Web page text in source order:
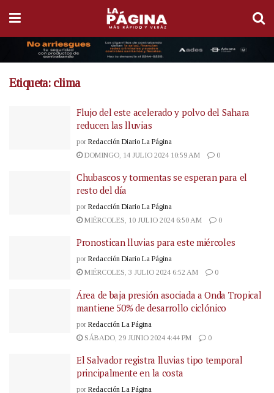
Etiqueta: clima
Flujo del este acelerado y polvo del Sahara
reducen las lluvias
por Redacción Diario La Página
DOMINGO, 14 JULIO 2024 10:59 AM
0
Chubascos y tormentas se esperan para el
resto del día
por Redacción Diario La Página
MIÉRCOLES, 10 JULIO 2024 6:50 AM
0
Pronostican lluvias para este miércoles
por Redacción Diario La Página
MIÉRCOLES, 3 JULIO 2024 6:52 AM
0
Área de baja presión asociada a Onda Tropical
mantiene 50% de desarrollo ciclónico
por Redacción La Página
SÁBADO, 29 JUNIO 2024 4:44 PM
0
El Salvador registra lluvias tipo temporal
principalmente en la costa
por Redacción La Página